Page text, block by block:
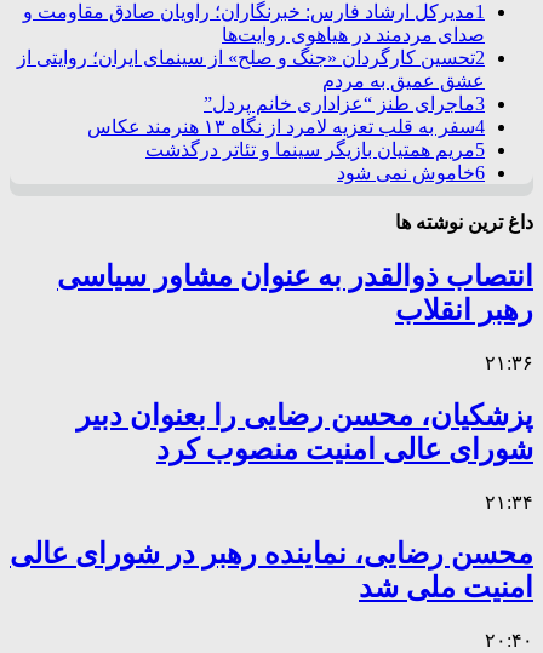
1مدیرکل ارشاد فارس: خبرنگاران؛ راویان صادق مقاومت و
صدای مردمند در هیاهوی روایت‌ها
2تحسین کارگردان «جنگ و صلح» از سینمای ایران؛ روایتی از
عشق عمیق به مردم
3ماجرای طنز “عزاداری خانم پردل”
4سفر به قلب تعزیه لامرد از نگاه ۱۳ هنرمند عکاس
5مریم همتیان بازیگر سینما و تئاتر درگذشت
6خاموش نمی شود
داغ ترین نوشته ها
انتصاب ذوالقدر به عنوان مشاور سیاسی
رهبر انقلاب
۲۱:۳۶
پزشکیان، محسن رضایی را بعنوان دبیر
شورای عالی امنیت منصوب کرد
۲۱:۳۴
محسن رضایی، نماینده رهبر در شورای عالی
امنیت ملی شد
۲۰:۴۰